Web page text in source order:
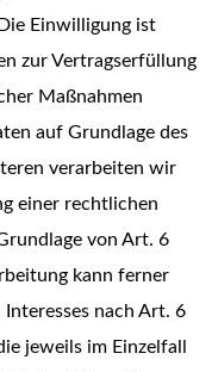
Einwilligung ist
zur Vertragserfüllung
Maßnahmen
auf Grundlage des
verarbeiten wir
einer rechtlichen
von Art. 6
kann ferner
nach Art. 6
jeweils im Einzelfall